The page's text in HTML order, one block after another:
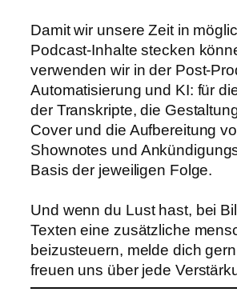
Damit wir unsere Zeit in
Podcast-Inhalte stecken
verwenden wir in der Post-
Automatisierung und KI: für
der Transkripte, die
Cover und die Aufbereitung
Shownotes und
Basis der jeweiligen Folge.
Und wenn du Lust hast, bei
Texten eine zusätzliche
beizusteuern, melde dich
freuen uns über jede